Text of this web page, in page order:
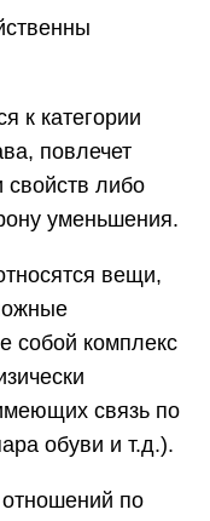
к категории
повлечет
свойств либо
уменьшения.
вещи,
собой комплекс
связь по
обуви и т.д.).
по